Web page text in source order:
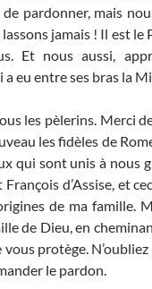
pardonner, mais
lassons jamais ! Il est
Et nous aussi,
a eu entre ses bras la
les pèlerins. Merci
les fidèles de
qui sont unis à nous
d’Assise, et
de ma famille.
de Dieu, en
protège.
le pardon.